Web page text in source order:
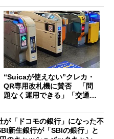
“Suicaが使えない”クレカ・
QR専用改札機に賛否 「問
題なく運用できる」「交通系I
が「ドコモの銀行」になった不
新生銀行が「SBIの銀行」と